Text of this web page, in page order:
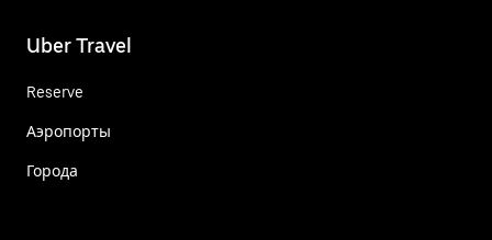
Uber Travel
Reserve
Аэропорты
Города